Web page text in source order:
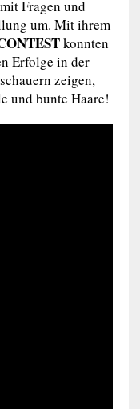
Fragen und
um. Mit ihrem
konnten
Erfolge in der
zeigen,
und bunte Haare!